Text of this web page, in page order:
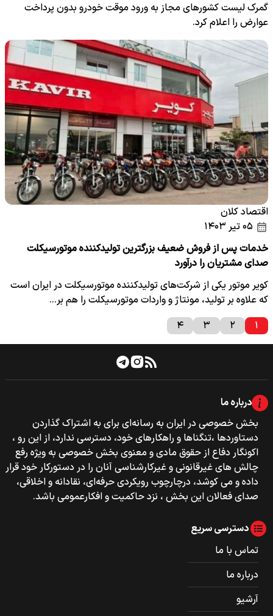
گمرک لیست کشورهای مجاز به ورود موقت خودرو بدون پرداخت
عوارض را اعلام کرد.
اقتصاد کلان
خدمات پس از فروش ضعیف بزرگترین تولیدکننده موتورسیکلت
صدای مشتریان را درآورد
کویر موتور یکی از شرکت‌های تولیدکننده موتورسیکلت در ایران است
که علاوه‌ بر تولید، مونتاژ و واردات موتورسیکلت را هم بر…
۱
۲ ۳ ۴
درباره ما
بخش خصوصی‌‌ در ایران به رسانه‌ای برای به اشتراک گذاردن
دستاوردها ،تنگناها و راهکارهای خود، دسترسی ندارد، از این رو ،
اکونگار دفاع از حقوق مادی و معنوی بخش خصوصی به ویژه رفع
چالش های غیرقانونی و غیرکارشناسی آنان را در دستورکار خود قرار
داده و می کوشد، درچارچوب رویکردی حرفه‌ای، نقادانه و اخلاقی،
صدای فعالان این بخش ، نزد حاکمیت و افکارعمومی باشد.
دسترسی سریع
تماس با ما
درباره ما
آرشیو